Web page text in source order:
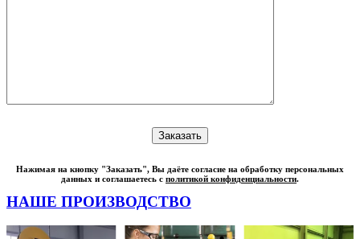
Нажимая на кнопку "Заказать", Вы даёте согласие на обработку персональных
данных и соглашаетесь с политикой конфиденциальности.
НАШЕ ПРОИЗВОДСТВО